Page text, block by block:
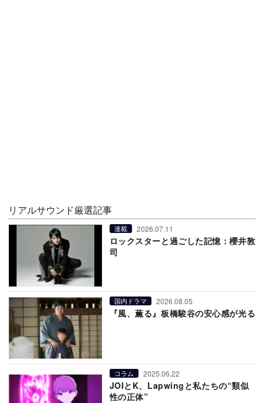
リアルサウンド厳選記事
連載 2026.07.11
ロックスターと過ごした記憶：櫻井敦
司
国内ドラマ 2026.08.05
『風、薫る』板橋駿谷の安心感が光る
コラム 2025.06.22
JOIとK、Lapwingと私たちの“類似
性の正体”